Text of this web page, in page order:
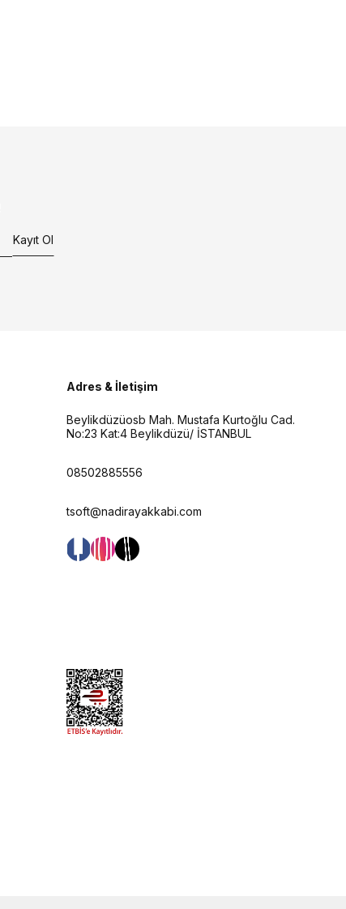
Kayıt Ol
Adres & İletişim
Beylikdüzüosb Mah. Mustafa Kurtoğlu Cad.
No:23 Kat:4 Beylikdüzü/ İSTANBUL
08502885556
tsoft@nadirayakkabi.com